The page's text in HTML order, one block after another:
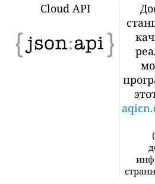
Cloud API
(